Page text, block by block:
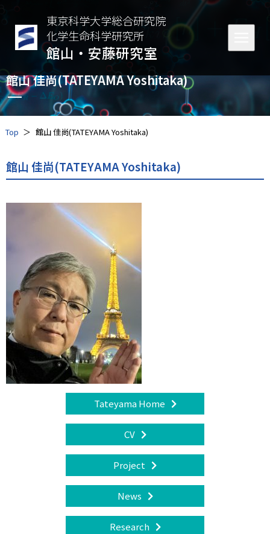
東京科学大学総合研究院
化学生命科学研究所
館山・安藤研究室
館山 佳尚(TATEYAMA Yoshitaka)
Top 館山 佳尚(TATEYAMA Yoshitaka)
館山 佳尚(TATEYAMA Yoshitaka)
Tateyama Home
CV
Project
News
Research